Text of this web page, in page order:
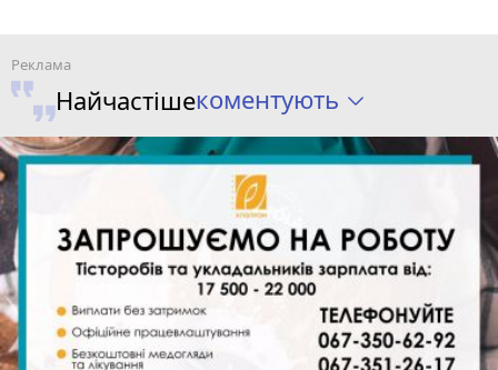
Найчастішекоментують